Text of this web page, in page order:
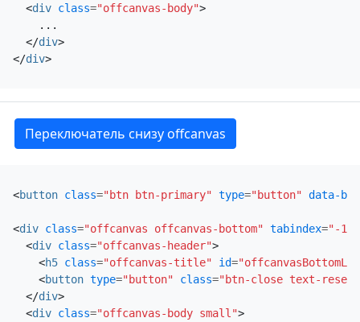
<div class="offcanvas-body">
    ...
</div>
</div>
Переключатель снизу offcanvas
<button class="btn btn-primary" type="button" data-
<div class="offcanvas offcanvas-bottom" tabindex="-1"
<div class="offcanvas-header">
<h5 class="offcanvas-title" id=
<button type="button" class="btn-close text-reset"
</div>
<div class="offcanvas-body small">